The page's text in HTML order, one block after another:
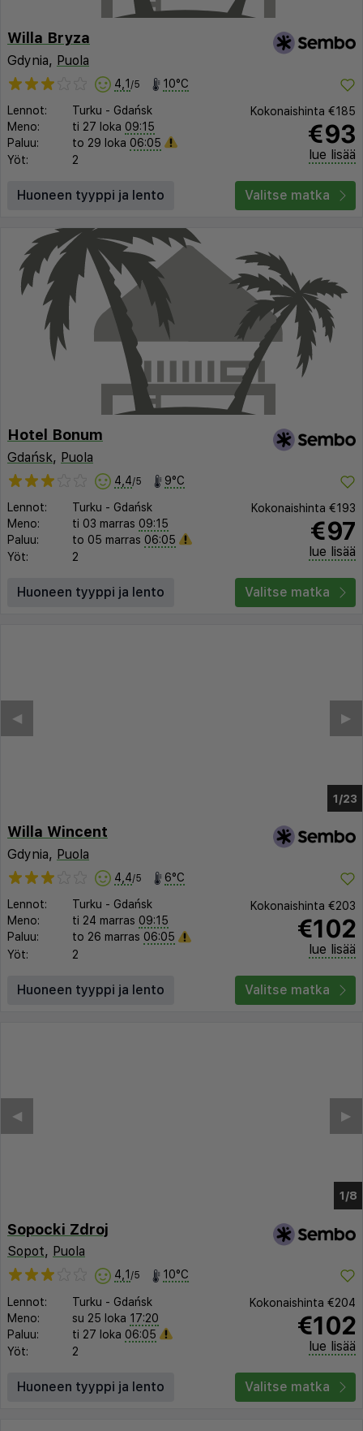
Willa Bryza
Gdynia, Puola
4,1 /5 10°C
Lennot: Turku - Gdańsk
Meno:
ti 27 loka 09:15
Paluu:
to 29 loka 06:05
Yöt:
2
Kokonaishinta €185
€93
lue lisää
Huoneen tyyppi ja lento Valitse matka
Hotel Bonum
Gdańsk, Puola
4,4/5 9°C
Lennot: Turku - Gdańsk
Meno:
ti 03 marras 09:15
Paluu:
to 05 marras 06:05
Yöt:
2
Kokonaishinta €193
€97
lue lisää
Huoneen tyyppi ja lento Valitse matka
1/19
▶︎
◀︎
Willa Wincent
Gdynia, Puola
4,4/5 6°C
Lennot: Turku - Gdańsk
Meno:
ti 24 marras 09:15
Paluu:
to 26 marras 06:05
Yöt:
2
Kokonaishinta €203
€102
lue lisää
Huoneen tyyppi ja lento Valitse matka
1/4
▶︎
◀︎
Sopocki Zdroj
Sopot, Puola
4,1 /5 10°C
Lennot: Turku - Gdańsk
Meno:
su 25 loka 17:20
Paluu:
ti 27 loka 06:05
Yöt:
2
Kokonaishinta €204
€102
lue lisää
Huoneen tyyppi ja lento Valitse matka